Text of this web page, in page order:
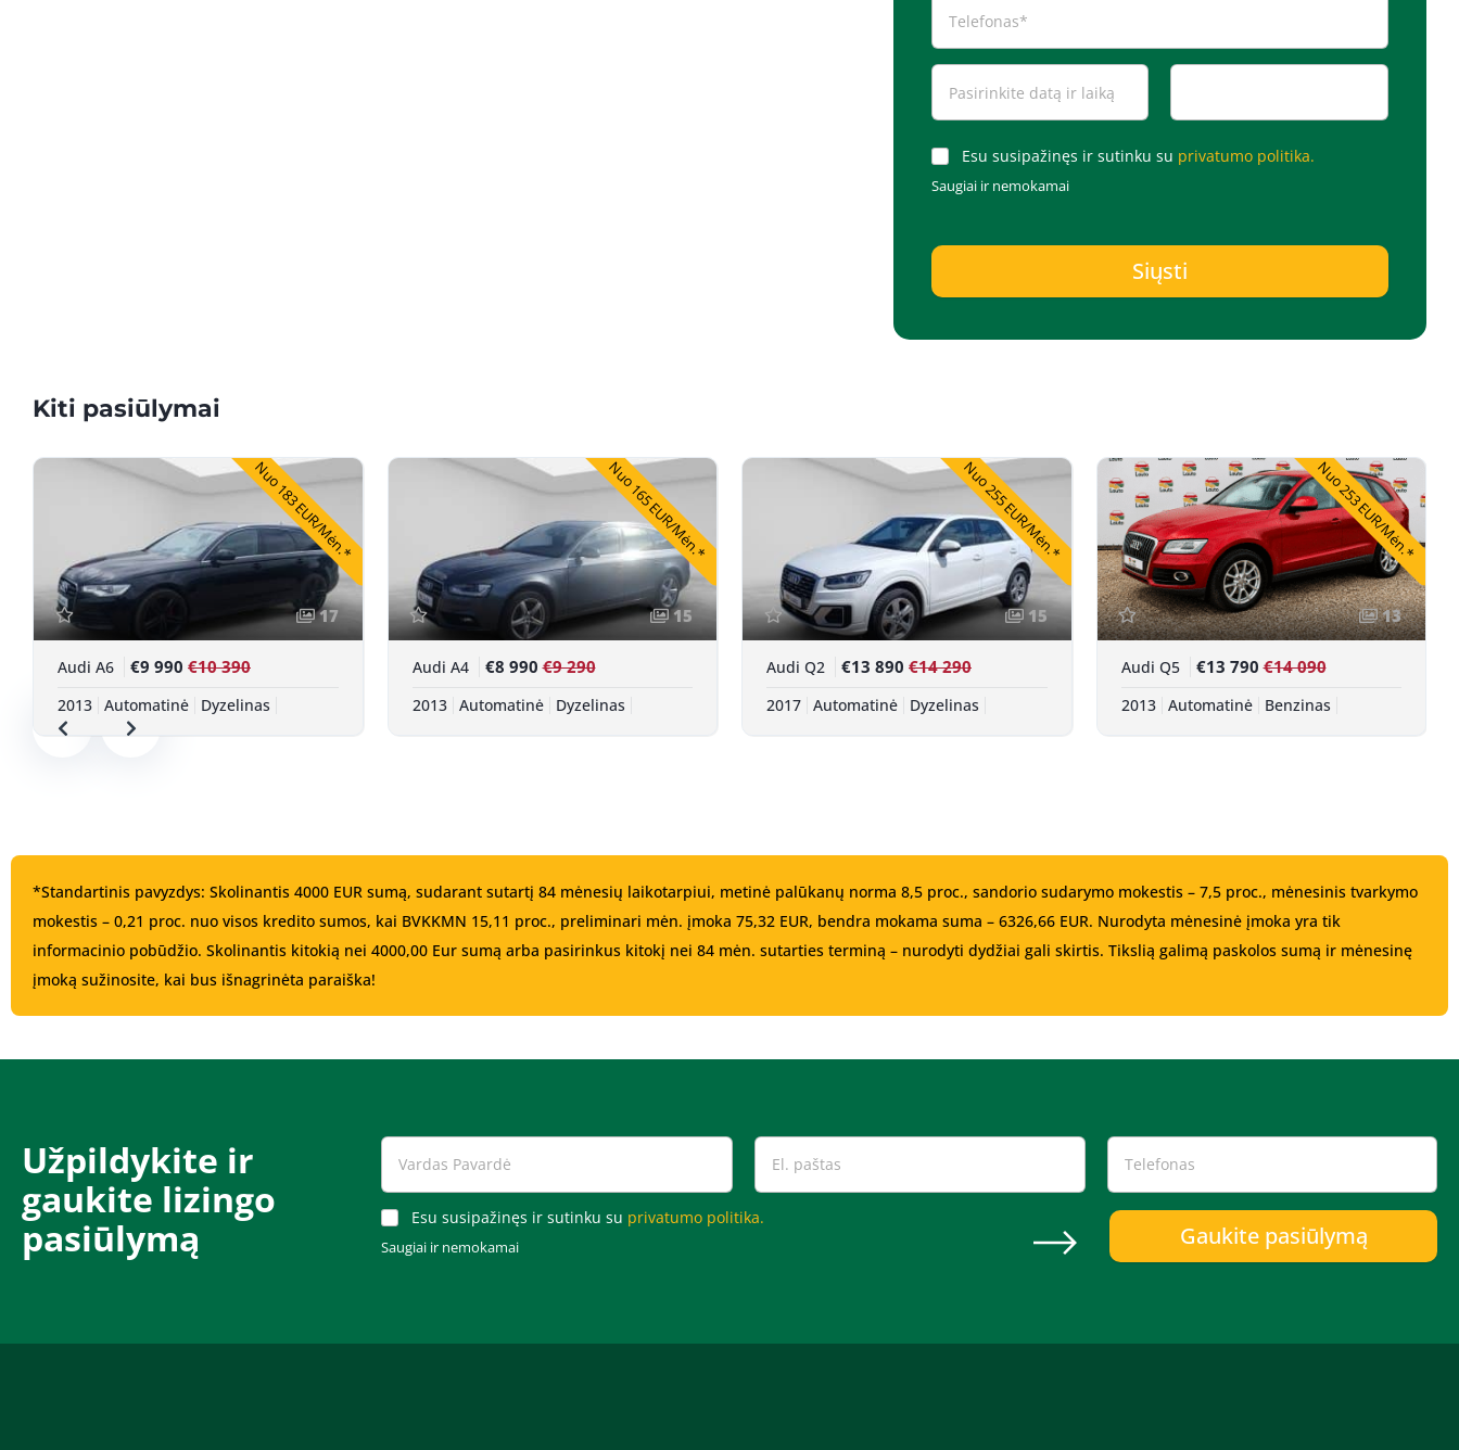
Esu susipažinęs ir sutinku su privatumo politika.
Saugiai ir nemokamai
Siųsti
Kiti pasiūlymai
Nuo 183 EUR/Mėn.*
17
Audi A6 €9 990 €10 390
2013 Automatinė Dyzelinas
Nuo 165 EUR/Mėn.*
15
Audi A4 €8 990€9 290
2013 Automatinė Dyzelinas
Nuo 255 EUR/Mėn.*
15
Audi Q2 €13 890 €14 290
2017 Automatinė Dyzelinas
Nuo 253 EUR/Mėn.*
13
Audi Q5 €13 790€14 090
2013 Automatinė Benzinas
*Standartinis pavyzdys: Skolinantis 4000 EUR sumą, sudarant sutartį 84 mėnesių laikotarpiui, metinė palūkanų norma 8,5 proc., sandorio sudarymo mokestis – 7,5 proc., mėnesinis tvarkymo
mokestis – 0,21 proc. nuo visos kredito sumos, kai BVKKMN 15,11 proc., preliminari mėn. įmoka 75,32 EUR, bendra mokama suma – 6326,66 EUR. Nurodyta mėnesinė įmoka yra tik
informacinio pobūdžio. Skolinantis kitokią nei 4000,00 Eur sumą arba pasirinkus kitokį nei 84 mėn. sutarties terminą – nurodyti dydžiai gali skirtis. Tikslią galimą paskolos sumą ir mėnesinę
įmoką sužinosite, kai bus išnagrinėta paraiška!
Užpildykite ir
gaukite lizingo
pasiūlymą​​​
Esu susipažinęs ir sutinku su privatumo politika.
Saugiai ir nemokamai Gaukite pasiūlymą